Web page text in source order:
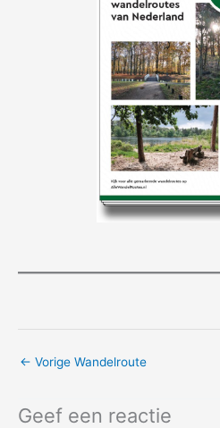
← Vorige Wandelroute
Geef een reactie